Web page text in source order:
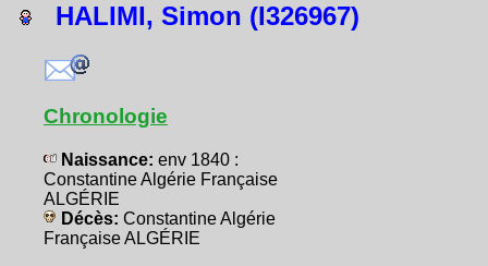
HALIMI, Simon (I326967)
Chronologie
Naissance: env 1840 :
Constantine Algérie Française
ALGÉRIE
Décès: Constantine Algérie
Française ALGÉRIE